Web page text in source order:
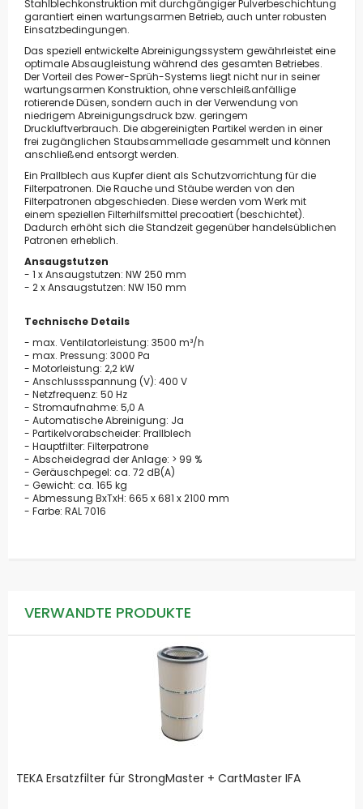
Stahlblechkonstruktion mit durchgängiger Pulverbeschichtung
garantiert einen wartungsarmen Betrieb, auch unter robusten
Einsatzbedingungen.
Das speziell entwickelte Abreinigungssystem gewährleistet eine
optimale Absaugleistung während des gesamten Betriebes.
Der Vorteil des Power-Sprüh-Systems liegt nicht nur in seiner
wartungsarmen Konstruktion, ohne verschleißanfällige
rotierende Düsen, sondern auch in der Verwendung von
niedrigem Abreinigungsdruck bzw. geringem
Druckluftverbrauch. Die abgereinigten Partikel werden in einer
frei zugänglichen Staubsammellade gesammelt und können
anschließend entsorgt werden.
Ein Prallblech aus Kupfer dient als Schutzvorrichtung für die
Filterpatronen. Die Rauche und Stäube werden von den
Filterpatronen abgeschieden. Diese werden vom Werk mit
einem speziellen Filterhilfsmittel precoatiert (beschichtet).
Dadurch erhöht sich die Standzeit gegenüber handelsüblichen
Patronen erheblich.
Ansaugstutzen
- 1 x Ansaugstutzen: NW 250 mm
- 2 x Ansaugstutzen: NW 150 mm
Technische Details
- max. Ventilatorleistung: 3500 m³/h
- max. Pressung: 3000 Pa
- Motorleistung: 2,2 kW
- Anschlussspannung (V): 400 V
- Netzfrequenz: 50 Hz
- Stromaufnahme: 5,0 A
- Automatische Abreinigung: Ja
- Partikelvorabscheider: Prallblech
- Hauptfilter: Filterpatrone
- Abscheidegrad der Anlage: > 99 %
- Geräuschpegel: ca. 72 dB(A)
- Gewicht: ca. 165 kg
- Abmessung BxTxH: 665 x 681 x 2100 mm
- Farbe: RAL 7016
VERWANDTE PRODUKTE
TEKA Ersatzfilter für StrongMaster + CartMaster IFA